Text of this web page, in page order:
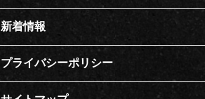
新着情報
プライバシーポリシー